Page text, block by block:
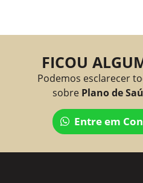
FICOU
Podemos esclarecer
sobre Plano de
Entre em